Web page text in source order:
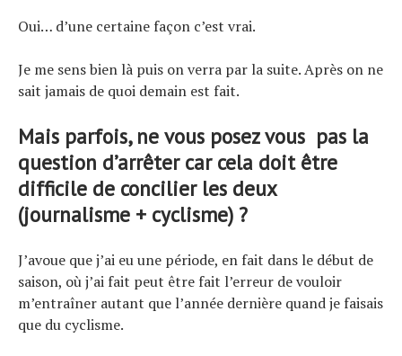
Oui… d’une certaine façon c’est vrai.
Je me sens bien là puis on verra par la suite. Après on ne
sait jamais de quoi demain est fait.
Mais parfois, ne vous posez vous pas la
question d’arrêter car cela doit être
difficile de concilier les deux
(journalisme + cyclisme) ?
J’avoue que j’ai eu une période, en fait dans le début de
saison, où j’ai fait peut être fait l’erreur de vouloir
m’entraîner autant que l’année dernière quand je faisais
que du cyclisme.